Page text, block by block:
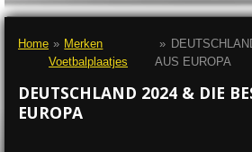
Home » Merken
Voetbalplaatjes
»
AUS EUROPA
DEUTSCHLAND 2024 & DIE
EUROPA